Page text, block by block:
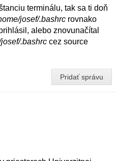
terminálu, tak sa ti doň
josef/.bashrc rovnako
alebo znovunačítal
.bashrc cez source
Pridať správu